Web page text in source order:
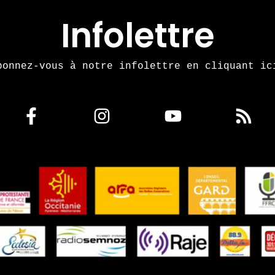
Infolettre
vous à notre infolettre en cliquant